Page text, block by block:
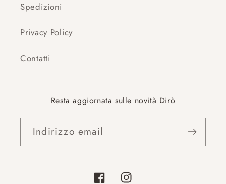
Spedizioni
Privacy Policy
Contatti
Resta aggiornata sulle novità Dirò
Indirizzo email